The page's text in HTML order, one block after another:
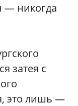
— никогда
затея с
это лишь —